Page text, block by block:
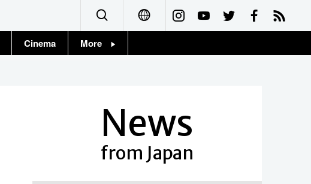
Français
Cinema More
News
from Japan